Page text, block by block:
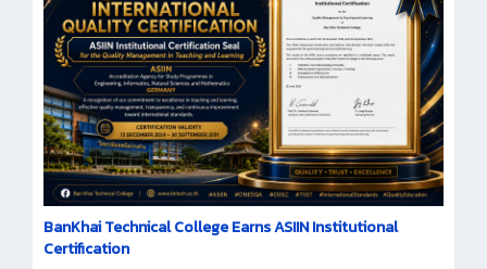
BanKhai Technical College Earns ASIIN Institutional
Certification